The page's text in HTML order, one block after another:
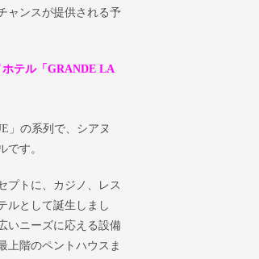
ャンスが提供される予
テル「GRANDE LA
」の系列で、シアヌ
です。
プトに、カジノ、レス
ルとして誕生しまし
いニーズに応える設備
上階のペントハウスま